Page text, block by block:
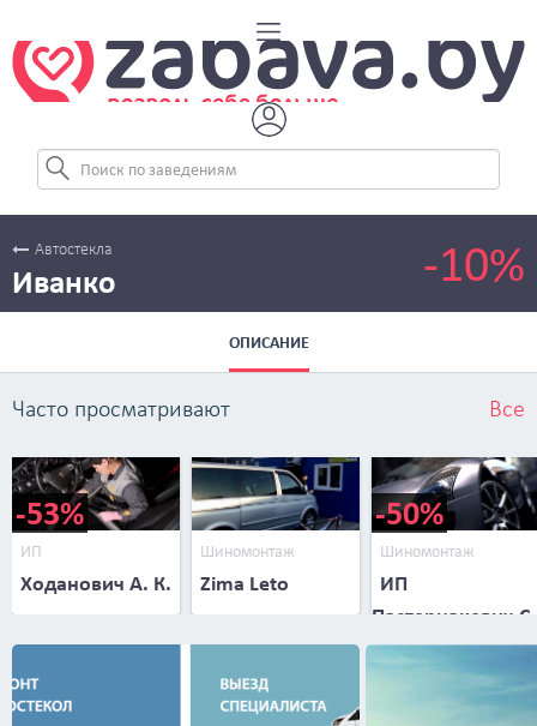
Автостекла
Иванко -10%
ОПИСАНИЕ
Часто просматривают Все
-53%
ИП
Ходанович А. К.
Шиномонтаж
Zima Leto
-50%
Шиномонтаж
ИП
Пастернакевич С.
В.